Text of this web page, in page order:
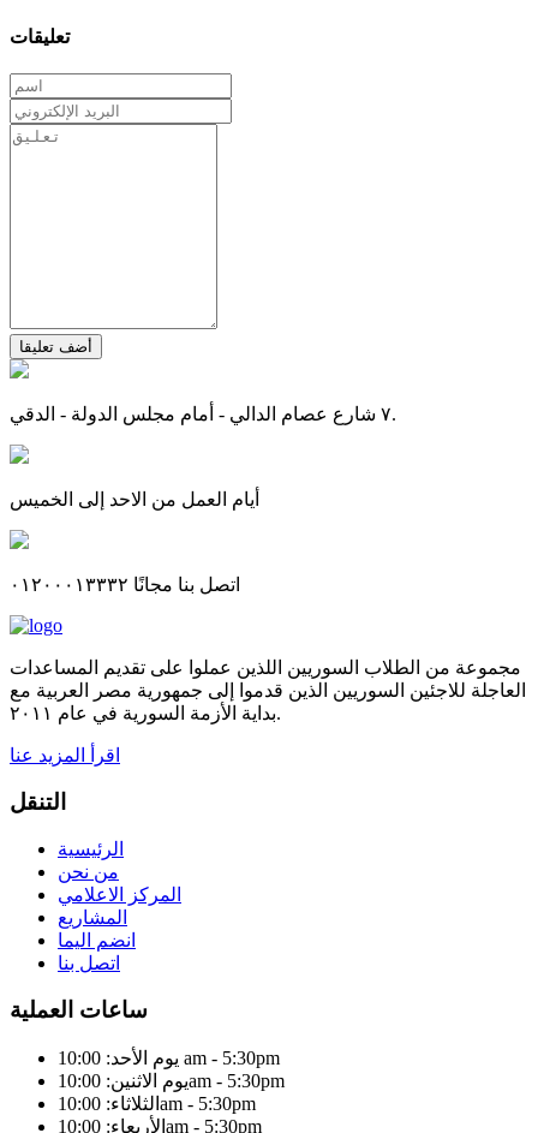
تعليقات
أضف تعليقا
٧ شارع عصام الدالي - أمام مجلس الدولة - الدقي.
أيام العمل من الاحد إلى الخميس
اتصل بنا مجانًا ٠١٢٠٠٠١٣٣٣٢
مجموعة من الطلاب السوريين اللذين عملوا على تقديم المساعدات
العاجلة للاجئين السوريين الذين قدموا إلى جمهورية مصر العربية مع
بداية الأزمة السورية في عام ٢٠١١.
اقرأ المزيد عنا
التنقل
الرئيسية
من نحن
المركز الاعلامي
المشاريع
انضم اليما
اتصل بنا
ساعات العملية
يوم الأحد: 10:00 am - 5:30pm
يوم الاثنين: 10:00am - 5:30pm
الثلاثاء: 10:00am - 5:30pm
الأربعاء: 10:00am - 5:30pm